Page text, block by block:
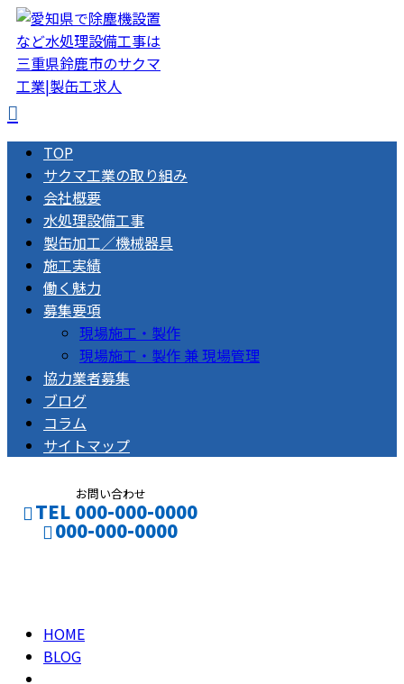
TOP
サクマ工業の取り組み
会社概要
水処理設備工事
製缶加工／機械器具
施工実績
働く魅力
募集要項
現場施工・製作
現場施工・製作 兼 現場管理
協力業者募集
ブログ
コラム
サイトマップ
お問い合わせ
TEL 000-000-0000
000-000-0000
HOME
BLOG